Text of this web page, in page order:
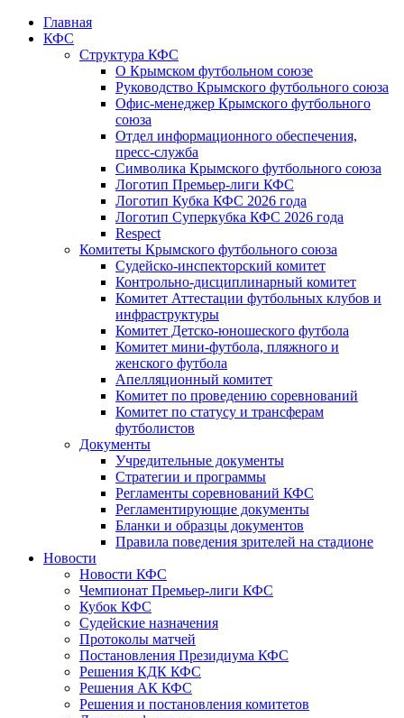
Главная
КФС
Структура КФС
О Крымском футбольном союзе
Руководство Крымского футбольного союза
Офис-менеджер Крымского футбольного
союза
Отдел информационного обеспечения,
пресс-служба
Символика Крымского футбольного союза
Логотип Премьер-лиги КФС
Логотип Кубка КФС 2026 года
Логотип Суперкубка КФС 2026 года
Respect
Комитеты Крымского футбольного союза
Судейско-инспекторский комитет
Контрольно-дисциплинарный комитет
Комитет Аттестации футбольных клубов и
инфраструктуры
Комитет Детско-юношеского футбола
Комитет мини-футбола, пляжного и
женского футбола
Апелляционный комитет
Комитет по проведению соревнований
Комитет по статусу и трансферам
футболистов
Документы
Учредительные документы
Стратегии и программы
Регламенты соревнований КФС
Регламентирующие документы
Бланки и образцы документов
Правила поведения зрителей на стадионе
Новости
Новости КФС
Чемпионат Премьер-лиги КФС
Кубок КФС
Судейские назначения
Протоколы матчей
Постановления Президиума КФС
Решения КДК КФС
Решения АК КФС
Решения и постановления комитетов